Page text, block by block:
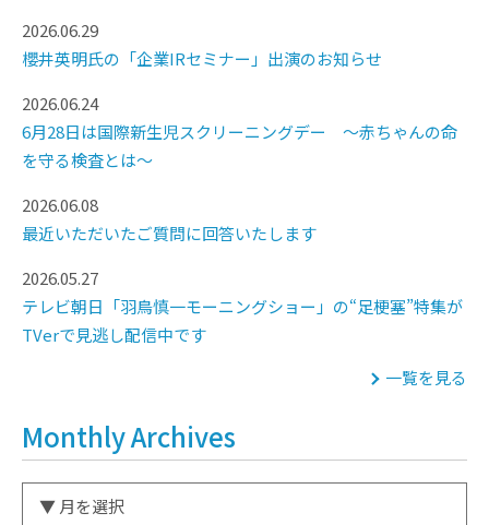
2026.06.29
櫻井英明氏の「企業IRセミナー」出演のお知らせ
2026.06.24
6月28日は国際新生児スクリーニングデー ～赤ちゃんの命
を守る検査とは～
2026.06.08
最近いただいたご質問に回答いたします
2026.05.27
テレビ朝日「羽鳥慎一モーニングショー」の“足梗塞”特集が
TVerで見逃し配信中です
一覧を見る
Monthly Archives